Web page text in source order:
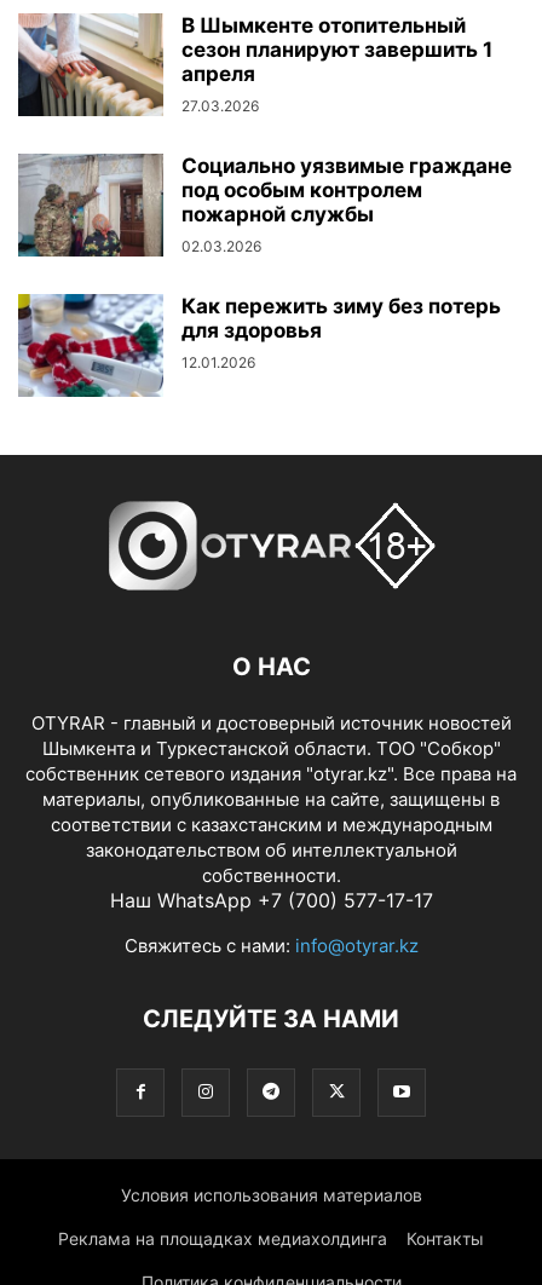
В Шымкенте отопительный
сезон планируют завершить 1
апреля
27.03.2026
Социально уязвимые граждане
под особым контролем
пожарной службы
02.03.2026
Как пережить зиму без потерь
для здоровья
12.01.2026
О НАС
OTYRAR - главный и достоверный источник новостей
Шымкента и Туркестанской области. ТОО "Собкор"
собственник сетевого издания "otyrar.kz". Все права на
материалы, опубликованные на сайте, защищены в
соответствии с казахстанским и международным
законодательством об интеллектуальной
собственности.
Наш WhatsApp +7 (700) 577-17-17
Свяжитесь с нами: info@otyrar.kz
СЛЕДУЙТЕ ЗА НАМИ
Условия использования материалов
Реклама на площадках медиахолдинга Контакты